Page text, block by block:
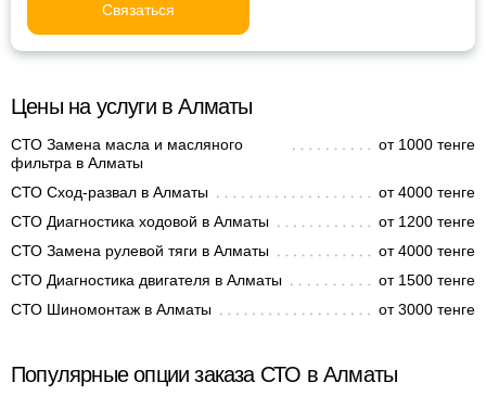
Связаться
Цены на услуги в Алматы
СТО Замена масла и масляного
фильтра в Алматы
от 1000 тенге
СТО Сход-развал в Алматы
от 4000 тенге
СТО Диагностика ходовой в Алматы
от 1200 тенге
СТО Замена рулевой тяги в Алматы
от 4000 тенге
СТО Диагностика двигателя в Алматы
от 1500 тенге
СТО Шиномонтаж в Алматы
от 3000 тенге
Популярные опции заказа СТО в Алматы